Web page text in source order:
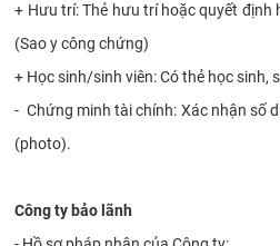
+ Hưu trí: Thẻ hưu trí hoặc quyết
(Sao y công chứng)
+ Học sinh/sinh viên: Có thẻ học sinh,
- Chứng minh tài chính: Xác nhận số
(photo).
Công ty bảo lãnh